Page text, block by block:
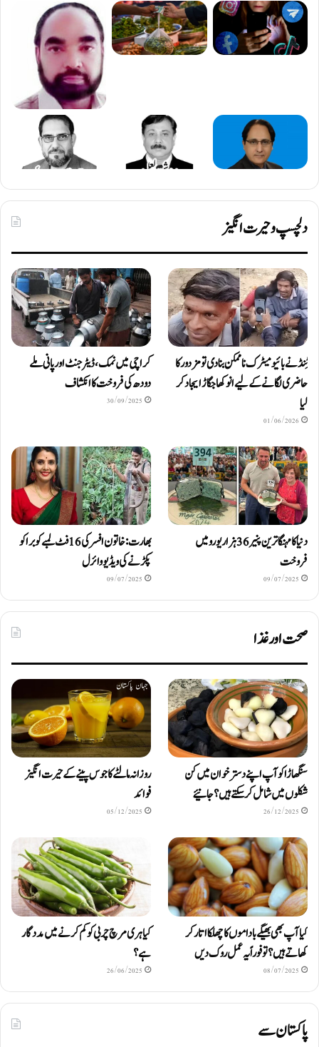
دلچسپ و حیرت انگیز
ٹِنڈ نے بائیومیٹرک ناممکن بنا دی تو مزدور کا
حاضری لگانے کے لیے انوکھا جگاڑ ایجاد کر
لیا
01/06/2026
کراچی میں نمک، ڈیٹرجنٹ اور پانی ملے
دودھ کی فروخت کا انکشاف
30/09/2025
دنیا کا مہنگا ترین پنیر 36 ہزار یورو میں
فروخت
09/07/2025
بھارت: خاتون افسر کی 16 فٹ لمبے کوبرا کو
پکڑنے کی ویڈیو وائرل
09/07/2025
صحت اور غذا
سنگھاڑا کو آپ اپنے دستر خوان میں کن
شکلوں میں شامل کرسکتے ہیں ؟ جانیئے
26/12/2025
روزانہ مالٹے کا جوس پینے کے حیرت انگیز
فوائد
05/12/2025
کیا آپ بھی بھیگے باداموں کا چھلکا اتار کر
کھاتے ہیں؟ تو فوراً یہ عمل روک دیں
08/07/2025
کیا ہری مرچ چربی کو کم کرنے میں مددگار
ہے؟
26/06/2025
پاکستان سے